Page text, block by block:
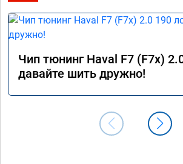
Чип тюнинг Haval F7 (F7x)
давайте шить дружно!